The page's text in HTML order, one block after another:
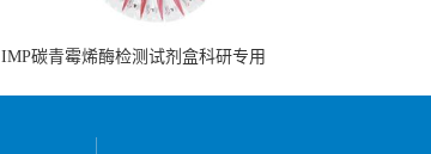
IMP碳青霉烯酶检测试剂盒科研专用